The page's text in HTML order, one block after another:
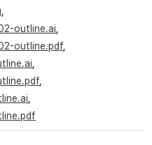
02-outline.ai
02-outline.pdf